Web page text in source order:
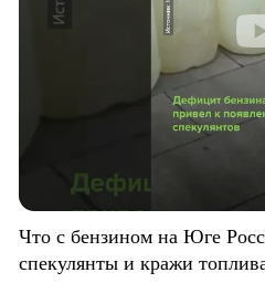
Что с бензином на Юге
спекулянты и кражи